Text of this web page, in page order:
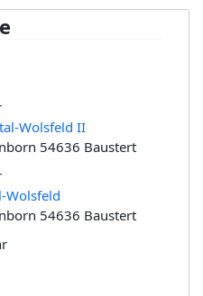
Wolsfeld II
54636 Baustert
Wolsfeld
54636 Baustert